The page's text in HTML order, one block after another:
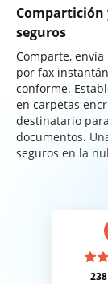
seguros
Comparte,
por fax
conforme.
en carpetas
destinatario
documentos.
seguros en la